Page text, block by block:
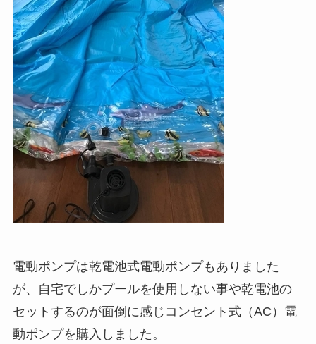
電動ポンプは乾電池式電動ポンプもありました
が、自宅でしかプールを使用しない事や乾電池の
セットするのが面倒に感じコンセント式（AC）電
動ポンプを購入しました。